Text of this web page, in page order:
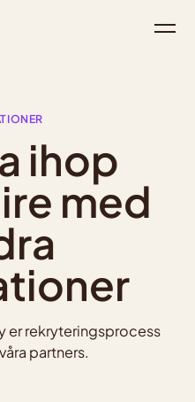
ihop
med
er rekryteringsprocess
partners.